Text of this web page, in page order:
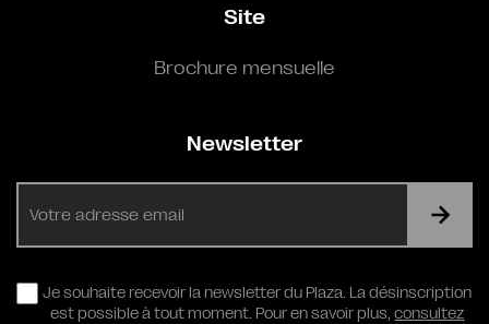
Site
Brochure mensuelle
Newsletter
RGPD
Je souhaite recevoir la newsletter du Plaza. La désinscription
est possible à tout moment. Pour en savoir plus,consultez